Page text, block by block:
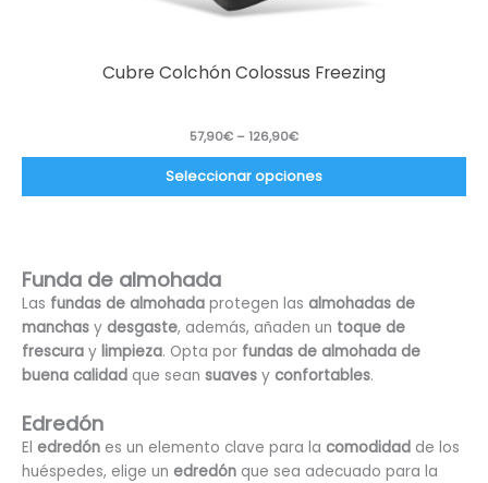
Cubre Colchón Colossus Freezing
57,90€ – 126,90€
Seleccionar opciones
Funda de almohada
Las fundas de almohada protegen las almohadas de
manchas y desgaste, además, añaden un toque de
frescura y limpieza. Opta por fundas de almohada de
buena calidad que sean suaves y confortables.
Edredón
El edredón es un elemento clave para la comodidad de los
huéspedes, elige un edredón que sea adecuado para la